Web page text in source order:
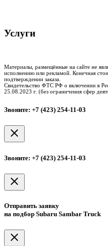
Услуги
Материалы, размещённые на сайте не
исполнению или рекламой. Конечная
подтверждении заказа.
Свидетельство ФТС РФ о включении в
25.08.2023 г. (без ограничения сфер
Звоните: +7 (423) 254-11-03
Звоните: +7 (423) 254-11-03
Отправить заявку
на подбор Subaru Sambar Truck